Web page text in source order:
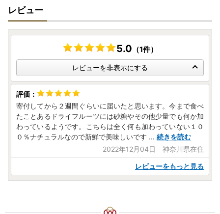
レビュー
5.0 （1件）
レビューを非表示にする
寄付してから２週間ぐらいに届いたと思います。今まで食べ
たことあるドライフルーツには砂糖やその他少量でも何か加
わっているようです。こちらは全く何も加わっていない１０
０％ナチュラルなので新鮮で美味しいです ... 続きを読む
2022年12月04日 神奈川県在住
レビューをもっと見る